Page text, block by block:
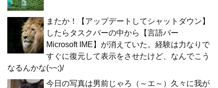
またか！【アップデートしてシャットダウン】
したらタスクバーの中から【言語バー
Microsoft IME】が消えていた。経験は力なりで
すぐに復元して表示をさせたけど、なんでこう
なるんかな(~~;)/
今日の写真は男前じゃろ（～エ～）久々に我が